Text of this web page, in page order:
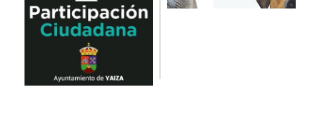
administrativos de cinco profesionales por
ciclo para completar un total de sesenta
trabajadores. Tras presentar tres proyectos y
asegurarse una subvención de un millón de